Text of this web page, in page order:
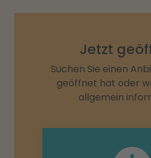
Jetzt
Suchen Sie einen
geöffnet hat oder
allgemein